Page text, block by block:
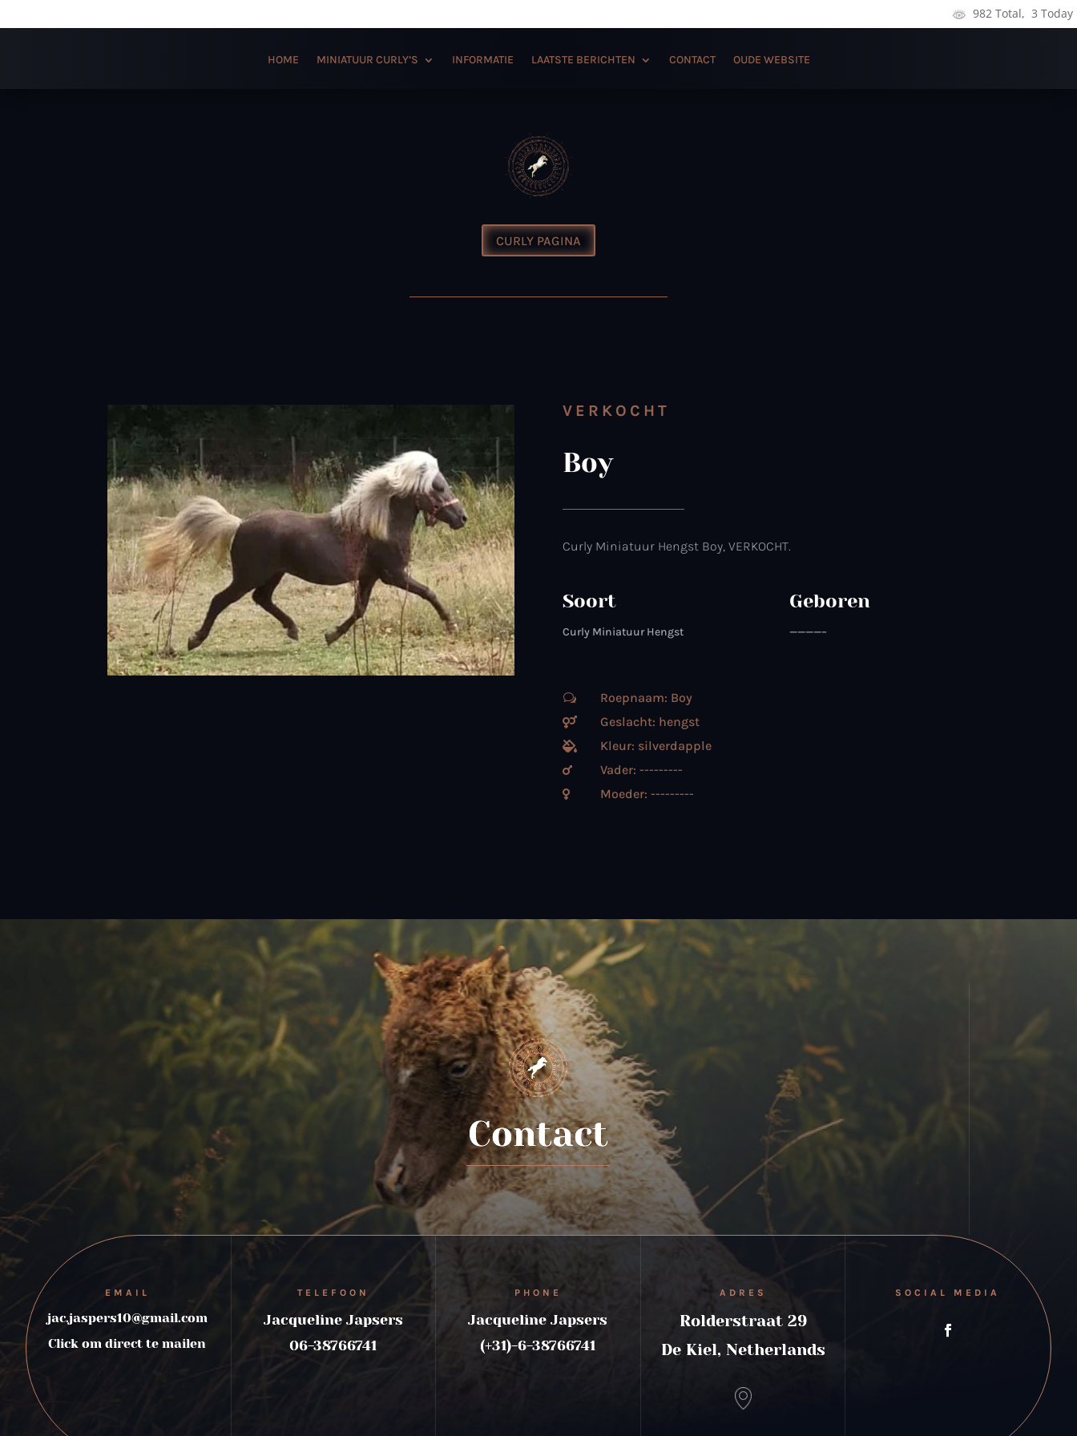
982 Total, 3 Today
HOME MINIATUUR CURLY’S INFORMATIE LAATSTE BERICHTEN CONTACT OUDE WEBSITE
CURLY PAGINA
VERKOCHT
Boy
Curly Miniatuur Hengst Boy, VERKOCHT.
Soort
Curly Miniatuur Hengst
Geboren
————–
w Roepnaam: Boy
 Geslacht: hengst
 Kleur: silverdapple
 Vader: ---------
 Moeder: ---------
Contact
EMAIL
jac.jaspers10@gmail.com
Click om direct te mailen
TELEFOON
Jacqueline Japsers
06-38766741
PHONE
Jacqueline Japsers
(+31)-6-38766741
ADRES
Rolderstraat 29
De Kiel, Netherlands
SOCIAL MEDIA